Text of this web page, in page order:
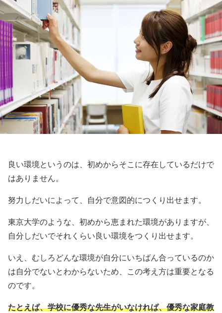
良い環境というのは、初めからそこに存在しているだけで
はありません。
努力しだいによって、自分で意図的につくり出せます。
東京大学のような、初めから恵まれた環境がありますが、
自分しだいでそれくらい良い環境をつくり出せます。
いえ、むしろどんな環境が自分にいちばん合っているのか
は自分でないとわからないため、この考え方は重要となる
のです。
たとえば、学校に優秀な先生がいなければ、優秀な家庭教